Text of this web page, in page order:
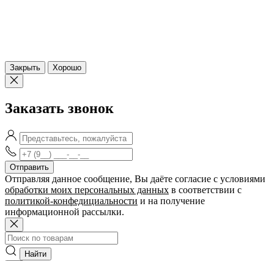
Закрыть Хорошо
Заказать звонок
Отправляя данное сообщение, Вы даёте согласие c условиями
обработки моих персональных данных в соответствии с
политикой-конфедициальности и на получение
информационной рассылки.